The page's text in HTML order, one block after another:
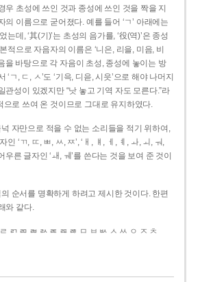
우 초성에 쓰인 것과 종성에 쓰인 것을 짝을 지
의 이름으로 굳어졌다. 예를 들어 ‘ㄱ’ 아래에는
는데, ‘其(기)’는 초성의 음가를, ‘役(역)’은 종성
적으로 자음자의 이름은 ‘니은, 리을, 미음, 비
을 바탕으로 각 자음이 초성, 종성에 놓이는 방
‘ㄱ, ㄷ, ㅅ’도 ‘기윽, 디읃, 시읏’으로 해야 나머지
관성이 있겠지만 “낫 놓고 기역 자도 모른다.”라
으로 쓰여 온 것이므로 그대로 유지하였다.
자만으로 적을 수 없는 소리들을 적기 위하여,
인 ‘ㄲ, ㄸ, ㅃ, ㅆ, ㅉ’, ‘ㅐ, ㅒ, ㅔ, ㅖ, ㅘ, ㅚ, ㅝ,
우른 글자인 ‘ㅙ, ㅞ’를 쓴다는 것을 보여 준 것이
순서를 명확하게 하려고 제시한 것이다. 한편
와 같다.
ㄺ ㄻ ㄼ ㄽ ㄾ ㄿ ㅀ ㅁ ㅂ ㅄ ㅅ ㅆ ㅇ ㅈ ㅊ